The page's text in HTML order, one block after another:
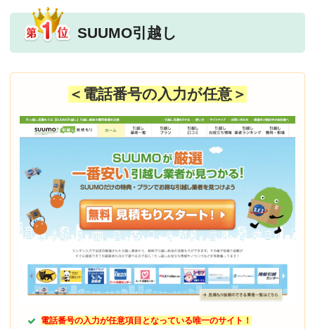
SUUMO引越し
＜電話番号の入力が任意＞
電話番号の入力が任意項目となっている唯一のサイト！